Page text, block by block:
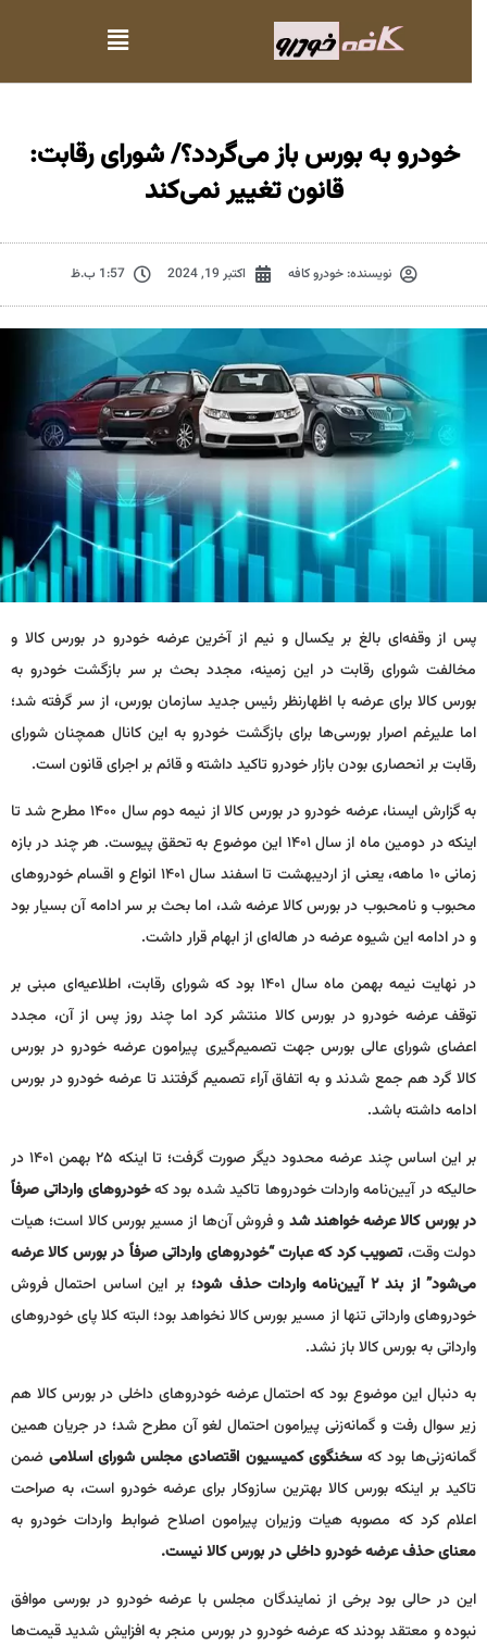
خودرو به بورس باز می‌گردد؟/ شورای رقابت:
قانون تغییر نمی‌کند
نویسنده:خودرو کافه اکتبر 19, 2024 1:57 ب.ظ
پس از وقفه‌ای بالغ بر یکسال و نیم از آخرین عرضه خودرو در بورس کالا و
مخالفت شورای رقابت در این زمینه، مجدد بحث بر سر بازگشت خودرو به
بورس کالا برای عرضه با اظهارنظر رئیس جدید سازمان بورس، از سر گرفته شد؛
اما علیرغم اصرار بورسی‌ها برای بازگشت خودرو به این کانال همچنان شورای
رقابت بر انحصاری بودن بازار خودرو تاکید داشته و قائم بر اجرای قانون است.
به گزارش ایسنا، عرضه خودرو در بورس کالا از نیمه دوم سال ۱۴۰۰ مطرح شد تا
اینکه در دومین ماه از سال ۱۴۰۱ این موضوع به تحقق پیوست. هر چند در بازه
زمانی ۱۰ ماهه، یعنی از اردیبهشت تا اسفند سال ۱۴۰۱ انواع و اقسام خودروهای
محبوب و نامحبوب در بورس کالا عرضه شد، اما بحث بر سر ادامه آن بسیار بود
و در ادامه‌ این شیوه عرضه در هاله‌ای از ابهام قرار داشت.
در نهایت نیمه بهمن ماه سال ۱۴۰۱ بود که شورای رقابت، اطلاعیه‌ای مبنی بر
توقف عرضه خودرو در بورس کالا منتشر کرد اما چند روز پس از آن، مجدد
اعضای شورای عالی بورس جهت تصمیم‌گیری پیرامون عرضه خودرو در بورس
کالا گرد هم جمع شدند و به اتفاق آراء تصمیم گرفتند تا عرضه خودرو در بورس
ادامه داشته باشد.
بر این اساس چند عرضه محدود دیگر صورت گرفت؛ تا اینکه ۲۵ بهمن ۱۴۰۱ در
حالیکه در آیین‌نامه واردات خودروها تاکید شده بود کهخودروهای وارداتی صرفاً
در بورس کالا عرضه خواهند شدو فروش آن‌ها از مسیر بورس کالا است؛ هیات
دولت وقت،تصویب کرد که عبارت “خودروهای وارداتی صرفاً در بورس کالا عرضه
می‌شود” از بند ٢ آیین‌نامه واردات حذف شود؛
بر این اساس احتمال فروش
خودروهای وارداتی تنها از مسیر بورس کالا نخواهد بود؛ البته کلا پای خودروهای
وارداتی به بورس کالا باز نشد.
به دنبال این موضوع بود که احتمال عرضه خودروهای داخلی در بورس کالا هم
زیر سوال رفت و گمانه‌زنی پیرامون احتمال لغو آن مطرح شد؛ در جریان همین
گمانه‌زنی‌ها بود کهسخنگوی کمیسیون اقتصادی مجلس شورای اسلامیضمن
تاکید بر اینکه بورس کالا بهترین سازوکار برای عرضه خودرو است، به صراحت
اعلام کرد که مصوبه هیات وزیران پیرامون اصلاح ضوابط واردات خودرو به
معنای حذف عرضه خودرو داخلی در بورس کالا نیست.
این در حالی بود برخی از نمایندگان مجلس با عرضه خودرو در بورسی موافق
نبوده و معتقد بودند که عرضه خودرو در بورس منجر به افزایش شدید قیمت‌ها